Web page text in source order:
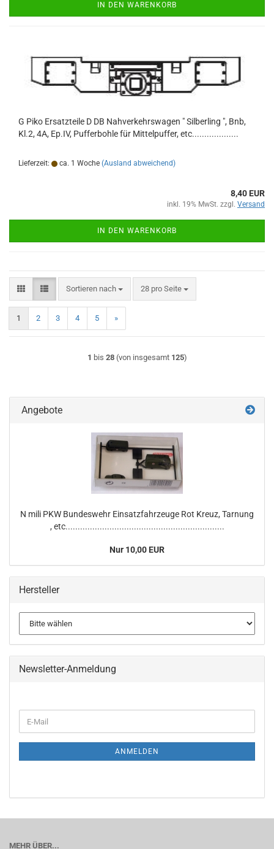
IN DEN WARENKORB
G Piko Ersatzteile D DB Nahverkehrswagen " Silberling ", Bnb,
Kl.2, 4A, Ep.IV, Pufferbohle für Mittelpuffer, etc...................
Lieferzeit: ca. 1 Woche (Ausland abweichend)
8,40 EUR
inkl. 19% MwSt. zzgl. Versand
IN DEN WARENKORB
Sortieren nach
Sortieren nach 28 pro Seite
pro Seite
1 2 3 4 5 »
1 bis 28(von insgesamt 125)
Angebote
N mili PKW Bundeswehr Einsatzfahrzeuge Rot Kreuz, Tarnung
, etc.................................................................
Nur 10,00 EUR
Hersteller
Newsletter-Anmeldung
ZUR
E-
Mail
ANMELDEN
MEHR ÜBER...